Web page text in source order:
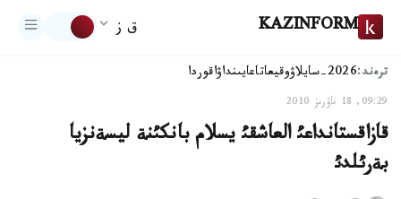
KAZINFORM ق ز
ترەند:2026-سايلاۋ وقيعاتاعايىنداۋاقوردا
09:29, 18 ناۋرىز 2010
قازاقستانداعئ العاشقئ يسلام بانكئنة ليسةنزيا
بةرئلدئ